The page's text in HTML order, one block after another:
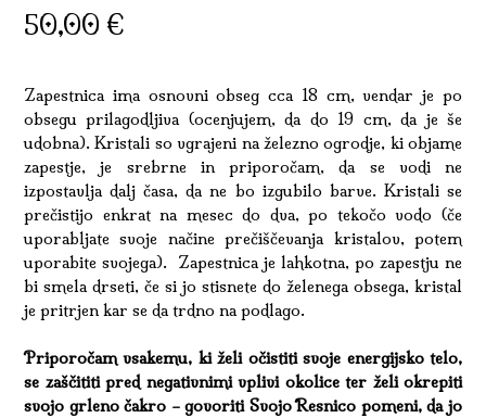
50,00 €
Zapestnica ima osnovni obseg cca 18 cm, vendar je po
obsegu prilagodljiva (ocenjujem, da do 19 cm, da je še
udobna). Kristali so vgrajeni na železno ogrodje, ki objame
zapestje, je srebrne in priporočam, da se vodi ne
izpostavlja dalj časa, da ne bo izgubilo barve. Kristali se
prečistijo enkrat na mesec do dva, po tekočo vodo (če
uporabljate svoje načine prečiščevanja kristalov, potem
uporabite svojega). Zapestnica je lahkotna, po zapestju ne
bi smela drseti, če si jo stisnete do želenega obsega, kristal
je pritrjen kar se da trdno na podlago.
Priporočam vsakemu, ki želi očistiti svoje energijsko telo,
se zaščititi pred negativnimi vplivi okolice ter želi okrepiti
svojo grleno čakro – govoriti Svojo Resnico pomeni, da jo